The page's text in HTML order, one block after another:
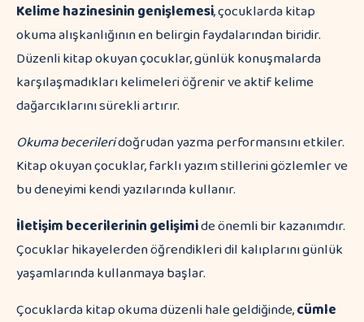
Kelime hazinesinin genişlemesi, çocuklarda kitap
okuma alışkanlığının en belirgin faydalarından biridir.
Düzenli kitap okuyan çocuklar, günlük konuşmalarda
karşılaşmadıkları kelimeleri öğrenir ve aktif kelime
dağarcıklarını sürekli artırır.
Okuma becerileridoğrudan yazma performansını etkiler.
Kitap okuyan çocuklar, farklı yazım stillerini gözlemler ve
bu deneyimi kendi yazılarında kullanır.
İletişim becerilerinin gelişimide önemli bir kazanımdır.
Çocuklar hikayelerden öğrendikleri dil kalıplarını günlük
yaşamlarında kullanmaya başlar.
Çocuklarda kitap okuma düzenli hale geldiğinde,cümle